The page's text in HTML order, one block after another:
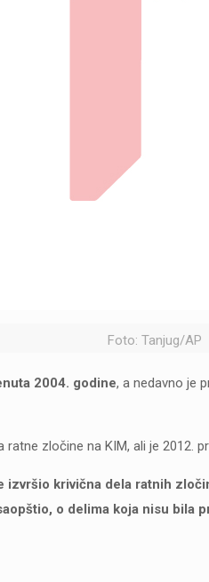
Foto: Tanjug/AP
2004. godine, a nedavno je
zločine na KIM, ali je 2012.
krivična dela ratnih
o delima koja nisu bila